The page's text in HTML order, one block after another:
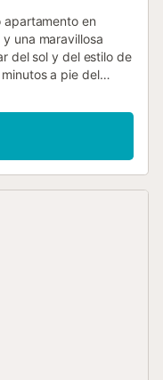
apartamento en
una maravillosa
del sol y del estilo de
a pie del
alojamiento
privacidad
cuenta con un
y acceso directo a la